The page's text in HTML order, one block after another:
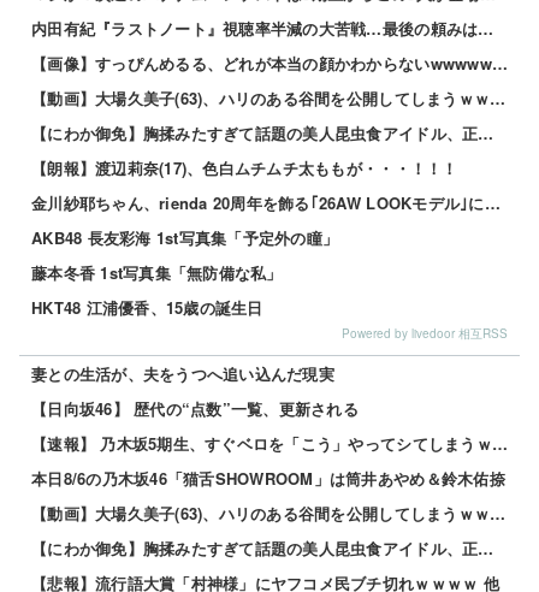
内田有紀『ラストノート』視聴率半減の大苦戦…最後の頼みは「優子劇場」坂井真紀の “猟奇的演技” が救...
【画像】すっぴんめるる、どれが本当の顔かわからないwwwww 他
【動画】大場久美子(63)、ハリのある谷間を公開してしまうｗｗｗ 他
【にわか御免】胸揉みたすぎて話題の美人昆虫食アイドル、正体がこちらwwwwww 他
【朗報】渡辺莉奈(17)、色白ムチムチ太ももが・・・！！！
金川紗耶ちゃん、rienda 20周年を飾る｢26AW LOOKモデル｣に就任！！！【乃木坂46】
AKB48 長友彩海 1st写真集「予定外の瞳」
藤本冬香 1st写真集「無防備な私」
HKT48 江浦優香、15歳の誕生日
Powered by livedoor 相互RSS
妻との生活が、夫をうつへ追い込んだ現実
【日向坂46】 歴代の“点数”一覧、更新される
【速報】 乃木坂5期生、すぐベロを「こう」やってシてしまうｗｗｗｗｗｗ
本日8/6の乃木坂46「猫舌SHOWROOM」は筒井あやめ＆鈴木佑捺
【動画】大場久美子(63)、ハリのある谷間を公開してしまうｗｗｗ 他
【にわか御免】胸揉みたすぎて話題の美人昆虫食アイドル、正体がこちらwwwwww 他
【悲報】流行語大賞「村神様」にヤフコメ民ブチ切れｗｗｗｗ 他